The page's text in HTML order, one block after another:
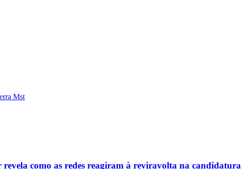
Mst
revela como as redes reagiram à reviravolta na candidatura